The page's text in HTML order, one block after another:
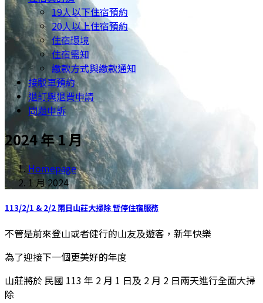
19人以下住宿預約
20人以上住宿預約
住宿環境
住宿需知
繳款方式與繳款通知
接駁車預約
退訂與退費申請
問題申訴
2024 年 1 月
Homepage
1 月 2024
113/2/1 & 2/2 兩日山莊大掃除 暫停住宿服務
不管是前來登山或者健行的山友及遊客，新年快樂
為了迎接下一個更美好的年度
山莊將於 民國 113 年 2 月 1 日及 2 月 2 日兩天進行全面大掃
除